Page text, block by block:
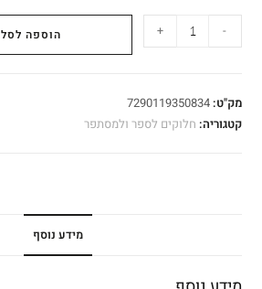
-
+ הוספה לסל
מק"ט:7290119350834
קטגוריה: חלוקים לספר ולמסתפר
מידע נוסף